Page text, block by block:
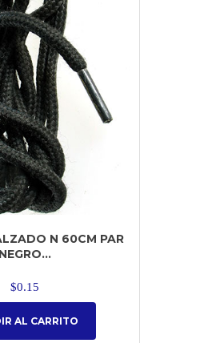
N 60CM PAR
NEGRO...
$0.15
AL CARRITO